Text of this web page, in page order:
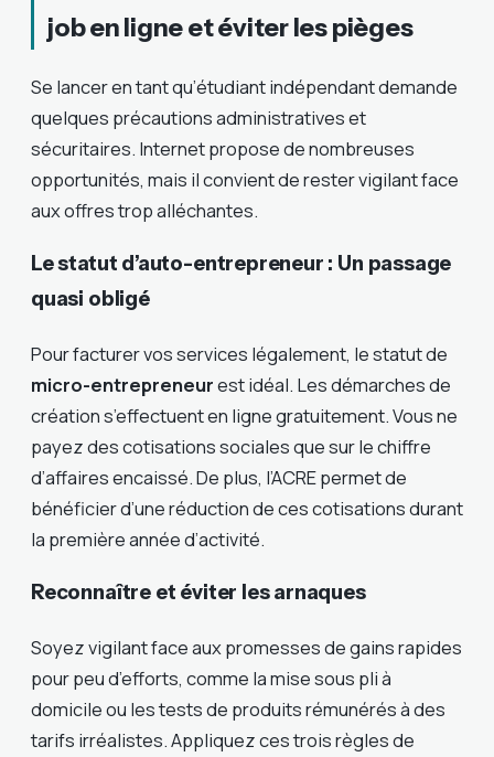
job en ligne et éviter les pièges
Se lancer en tant qu’étudiant indépendant demande
quelques précautions administratives et
sécuritaires. Internet propose de nombreuses
opportunités, mais il convient de rester vigilant face
aux offres trop alléchantes.
Le statut d’auto-entrepreneur : Un passage
quasi obligé
Pour facturer vos services légalement, le statut de
micro-entrepreneurest idéal. Les démarches de
création s’effectuent en ligne gratuitement. Vous ne
payez des cotisations sociales que sur le chiffre
d’affaires encaissé. De plus, l’ACRE permet de
bénéficier d’une réduction de ces cotisations durant
la première année d’activité.
Reconnaître et éviter les arnaques
Soyez vigilant face aux promesses de gains rapides
pour peu d’efforts, comme la mise sous pli à
domicile ou les tests de produits rémunérés à des
tarifs irréalistes. Appliquez ces trois règles de